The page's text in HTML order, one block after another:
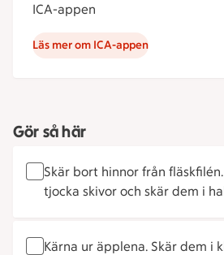
ICA-appen
Läs mer om ICA-appen
Gör så här
Skär bort hinnor från
tjocka skivor och skär dem i
Kärna ur äpplena. Skär dem i